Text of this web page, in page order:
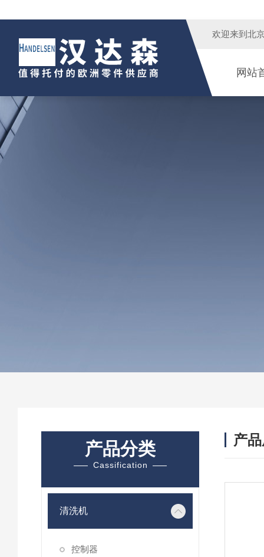
欢迎来到 北
网站
产品分类
Cassification
清洗机
控制器
产